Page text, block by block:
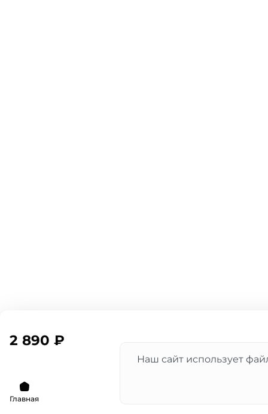
2 890 ₽
Главная
Наш сайт использует